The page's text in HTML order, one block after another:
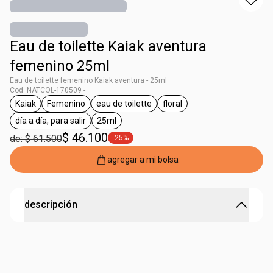
Eau de toilette Kaiak aventura
femenino 25ml
Eau de toilette femenino Kaiak aventura - 25ml
Cod. NATCOL-170509 -
general.tag Kaiak
Kaiak
general.tag Femenino
Femenino
general.tag eau de toilette
eau de toilette
general.tag floral
floral
general.tag día a día, para salir
día a día, para salir
general.tag 25ml
25ml
de: $ 61.500$ 46.100 general.tag -25%
-25%
agregar a mi bolsa
descripción